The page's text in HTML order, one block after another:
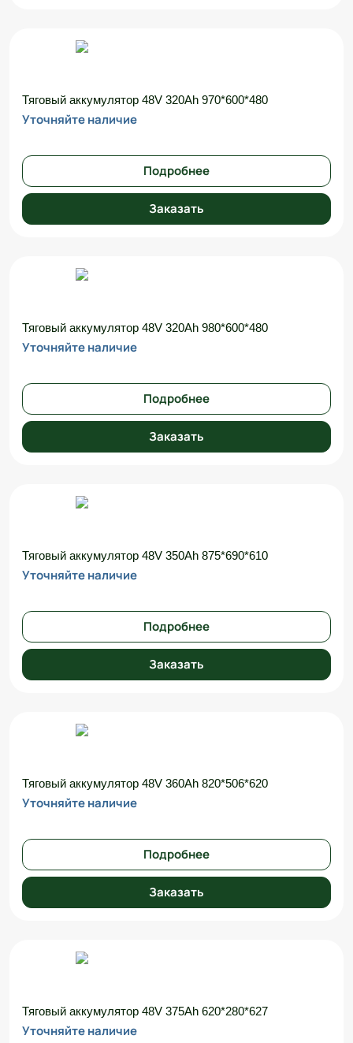
Тяговый аккумулятор 48V 320Ah 970*600*480
Уточняйте наличие
Подробнее
Заказать
Тяговый аккумулятор 48V 320Ah 980*600*480
Уточняйте наличие
Подробнее
Заказать
Тяговый аккумулятор 48V 350Ah 875*690*610
Уточняйте наличие
Подробнее
Заказать
Тяговый аккумулятор 48V 360Ah 820*506*620
Уточняйте наличие
Подробнее
Заказать
Тяговый аккумулятор 48V 375Ah 620*280*627
Уточняйте наличие